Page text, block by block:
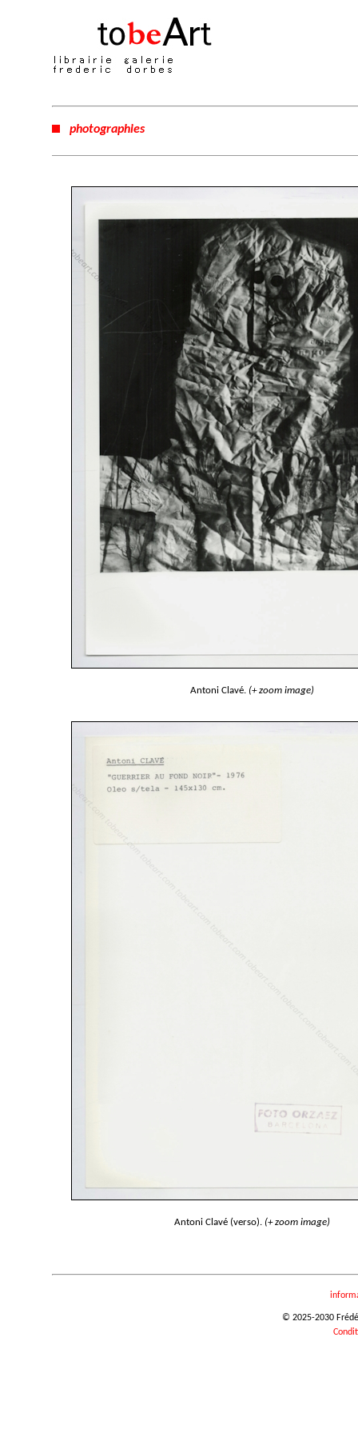
photographies
Antoni Clavé. (+ zoom image)
Antoni Clavé (verso). (+ zoom image)
© 2025-2030